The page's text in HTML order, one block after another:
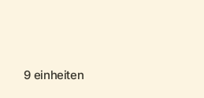
9 einheiten